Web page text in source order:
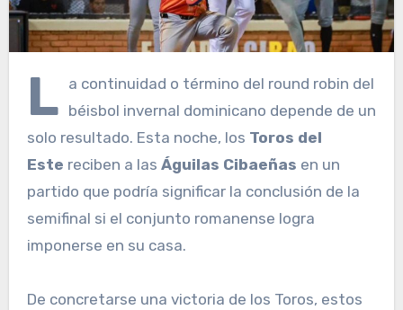
L a continuidad o término del round robin del
béisbol invernal dominicano depende de un
solo resultado. Esta noche, los Toros del
Este reciben a las Águilas Cibaeñas en un
partido que podría significar la conclusión de la
semifinal si el conjunto romanense logra
imponerse en su casa.
De concretarse una victoria de los Toros, estos